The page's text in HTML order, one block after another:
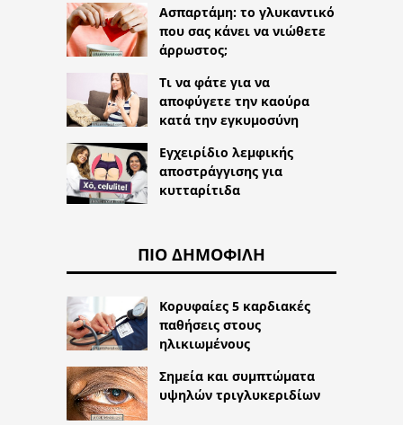
Ασπαρτάμη: το γλυκαντικό
που σας κάνει να νιώθετε
άρρωστος;
Τι να φάτε για να
αποφύγετε την καούρα
κατά την εγκυμοσύνη
Εγχειρίδιο λεμφικής
αποστράγγισης για
κυτταρίτιδα
ΠΙΟ ΔΗΜΟΦΙΛΉ
Κορυφαίες 5 καρδιακές
παθήσεις στους
ηλικιωμένους
Σημεία και συμπτώματα
υψηλών τριγλυκεριδίων